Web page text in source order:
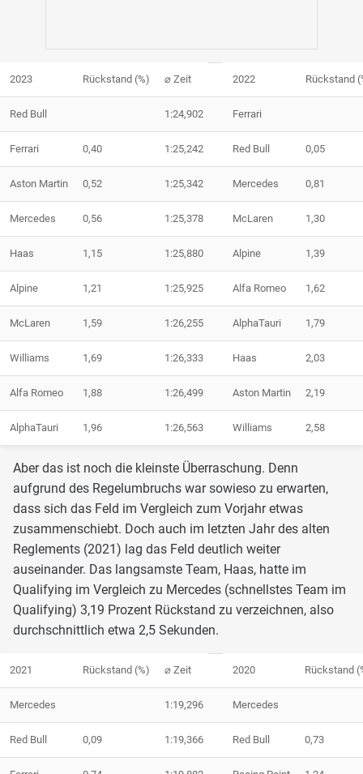
2023 Rückstand (%) ⌀ Zeit 2022 Rückstand
Red Bull 1:24,902 Ferrari
Ferrari 0,40 1:25,242 Red Bull 0,05
Aston Martin 0,52 1:25,342 Mercedes 0,81
Mercedes 0,56 1:25,378 McLaren 1,30
Haas 1,15 1:25,880 Alpine 1,39
Alpine 1,21 1:25,925 Alfa Romeo 1,62
McLaren 1,59 1:26,255 AlphaTauri 1,79
Williams 1,69 1:26,333 Haas 2,03
Alfa Romeo 1,88 1:26,499 Aston Martin 2,19
AlphaTauri 1,96 1:26,563 Williams 2,58
Aber das ist noch die kleinste Überraschung. Denn
aufgrund des Regelumbruchs war sowieso zu erwarten,
dass sich das Feld im Vergleich zum Vorjahr etwas
zusammenschiebt. Doch auch im letzten Jahr des alten
Reglements (2021) lag das Feld deutlich weiter
auseinander. Das langsamste Team, Haas, hatte im
Qualifying im Vergleich zu Mercedes (schnellstes Team im
Qualifying) 3,19 Prozent Rückstand zu verzeichnen, also
durchschnittlich etwa 2,5 Sekunden.
2021 Rückstand (%) ⌀ Zeit 2020 Rückstand
Mercedes 1:19,296 Mercedes
Red Bull 0,09 1:19,366 Red Bull 0,73